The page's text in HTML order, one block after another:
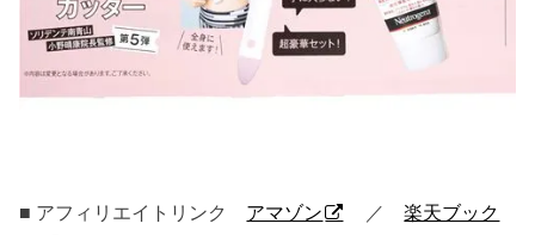
■ アフィリエイトリンク アマゾン ／楽天ブック